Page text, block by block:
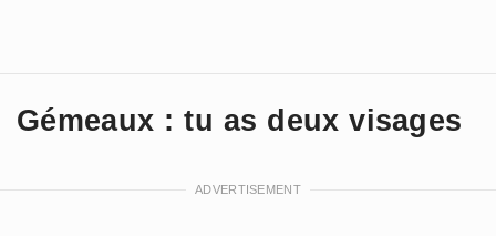
Gémeaux : tu as deux visages